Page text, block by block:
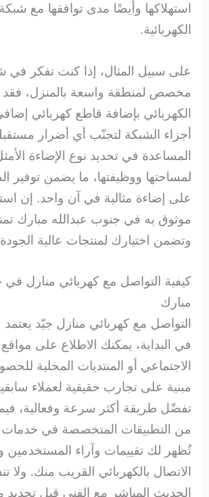
استهلاكها وأيضًا مدى توافقها مع
الكهربائية.
على سبيل المثال، إذا كنت تفكر في
مخصص لمنطقة واسعة بالمنزل،
الكهربائي بإضافة قاطع كهربائي
أجزاء الشبكة لتجنّب أي أضرار
المساعدة في تحديد نوع الإضاءة
لمساحتها ووظيفتها، ما يضمن توفير
على إضاءة مثالية في آن واحد. إن
موثوق به في جنوب عبدالله مبارك
وتضمن اختيارك لمنتجات عالية
كيفية التواصل مع كهربائي منازل في
مبارك
التواصل مع كهربائي منازل جيّد
في البداية، يمكنك الاطلاع على
الاجتماعي أو المنتديات المحلية
مبنية على تجارب حقيقية لعملاء
تفضّل طريقة أكثر سرعة وفعالية،
من التطبيقات المتخصصة في خدمات
تُظهر لك تقييمات وآراء المستخدمين
الاتصال بالكهربائي القريب منك.
الحديث المباشر مع الفني قبل تحديد